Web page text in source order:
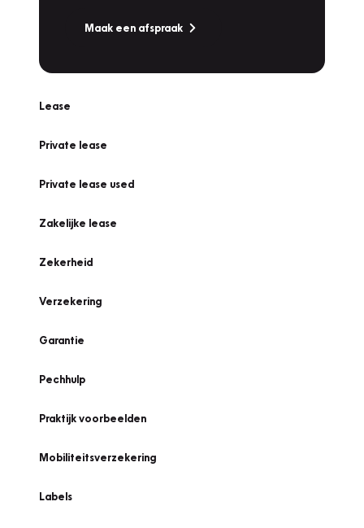
Maak een afspraak
Lease
Private lease
Private lease used
Zakelijke lease
Zekerheid
Verzekering
Garantie
Pechhulp
Praktijk voorbeelden
Mobiliteitsverzekering
Labels